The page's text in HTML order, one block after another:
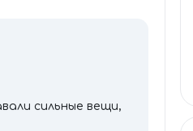
сильные вещи,